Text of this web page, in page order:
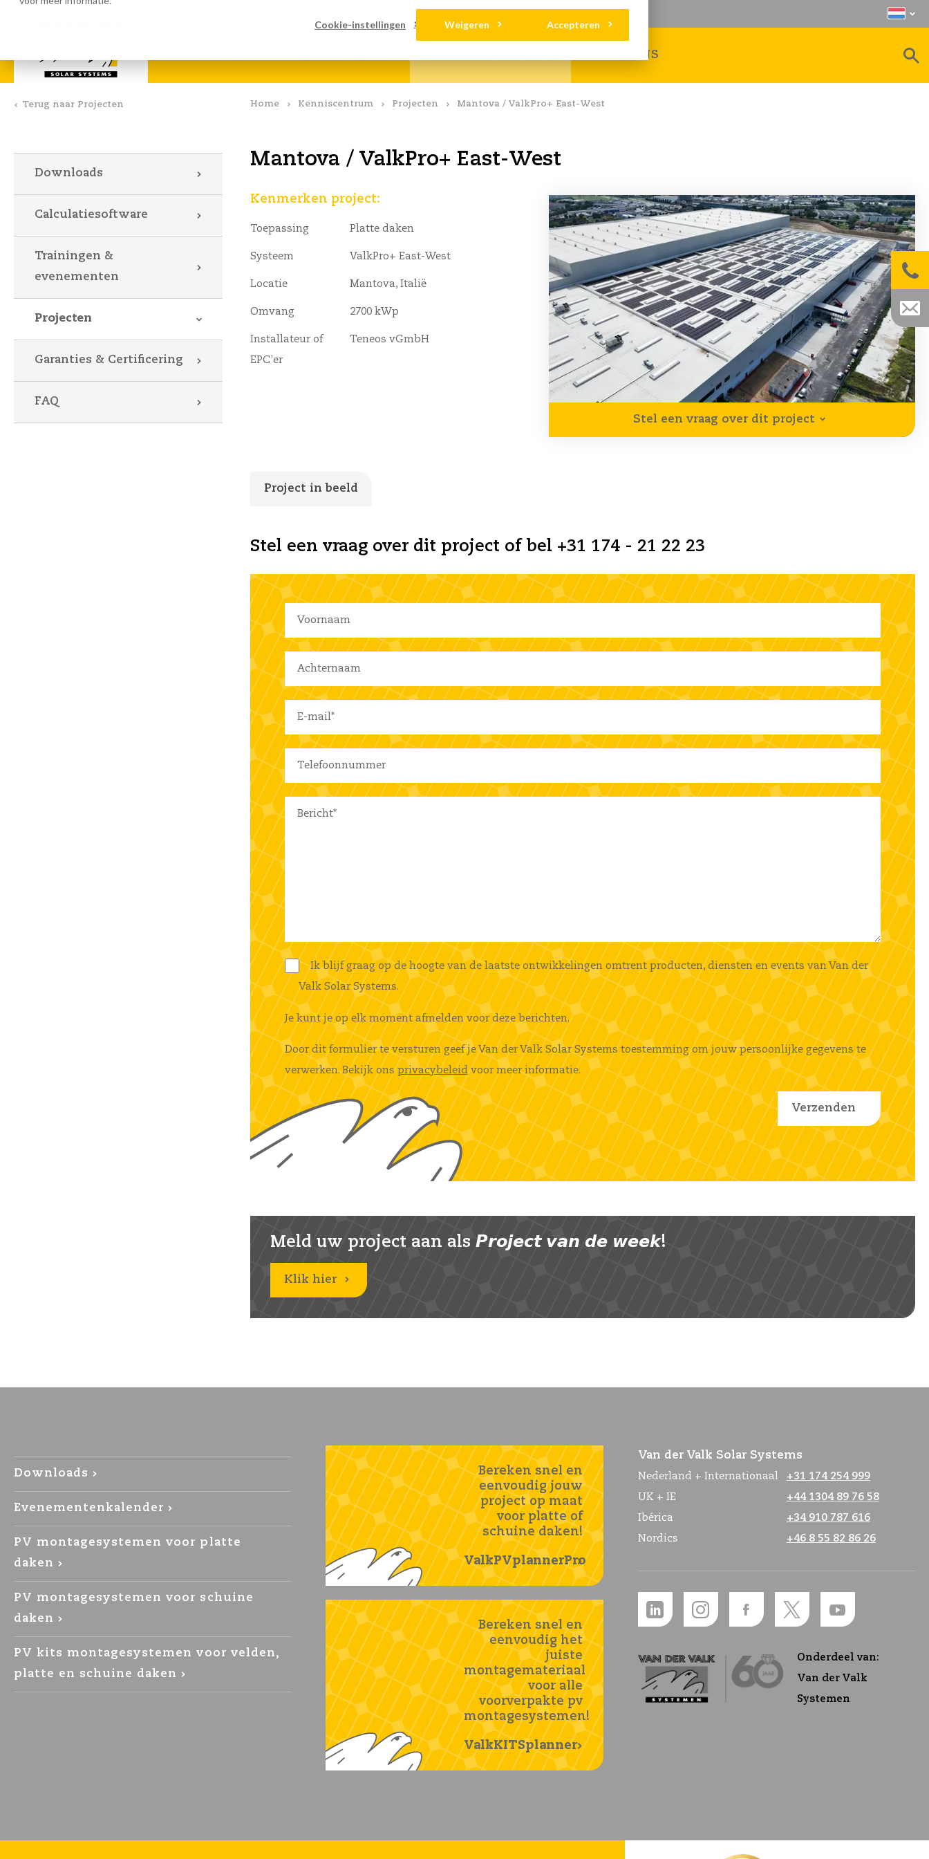
Cookie-instellingen Accepteren
Weigeren
OVER ONS
Home Kenniscentrum Projecten Mantova / ValkPro+ East-West
Mantova / ValkPro+ East-West
Stel een vraag over dit project
Kenmerken project:
Toepassing Platte daken
Systeem ValkPro+ East-West
Locatie Mantova, Italië
Omvang 2700 kWp
Installateur of
EPC'er
Teneos vGmbH
Project in beeld
Stel een vraag over dit project of bel +31 174 - 21 22 23
Ik blijf graag op de hoogte van de laatste ontwikkelingen omtrent producten, diensten en events van Van der
Valk Solar Systems.
Je kunt je op elk moment afmelden voor deze berichten.
Door dit formulier te versturen geef je Van der Valk Solar Systems toestemming om jouw persoonlijke gegevens te
verwerken. Bekijk onsprivacybeleidvoor meer informatie.
Meld uw project aan als 𝙋𝙧𝙤𝙟𝙚𝙘𝙩 𝙫𝙖𝙣 𝙙𝙚 𝙬𝙚𝙚𝙠!
Klik hier
Terug naar Projecten
Downloads
Calculatiesoftware
Trainingen &
evenementen
Projecten
Garanties & Certificering
FAQ
Downloads
Evenementenkalender
PV montagesystemen voor platte
daken
PV montagesystemen voor schuine
daken
PV kits montagesystemen voor velden,
platte en schuine daken
Bereken snel en
eenvoudig jouw
project op maat
voor platte of
schuine daken!
ValkPVplannerPro
Bereken snel en
eenvoudig het
juiste
montagemateriaal
voor alle
voorverpakte pv
montagesystemen!
ValkKITSplanner
Van der Valk Solar Systems
Nederland + Internationaal
+31 174 254 999
UK + IE
+44 1304 89 76 58
Ibérica
+34 910 787 616
Nordics
+46 8 55 82 86 26
Onderdeel van:
Van der Valk
Systemen